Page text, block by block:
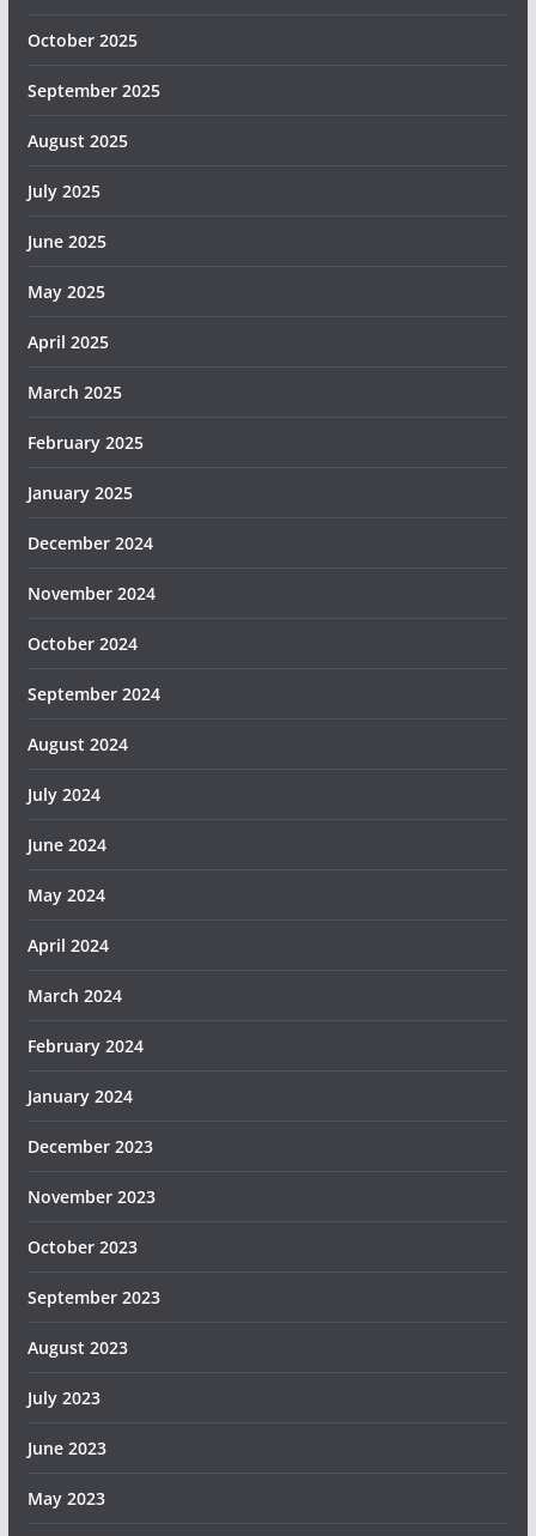
October 2025
September 2025
August 2025
July 2025
June 2025
May 2025
April 2025
March 2025
February 2025
January 2025
December 2024
November 2024
October 2024
September 2024
August 2024
July 2024
June 2024
May 2024
April 2024
March 2024
February 2024
January 2024
December 2023
November 2023
October 2023
September 2023
August 2023
July 2023
June 2023
May 2023